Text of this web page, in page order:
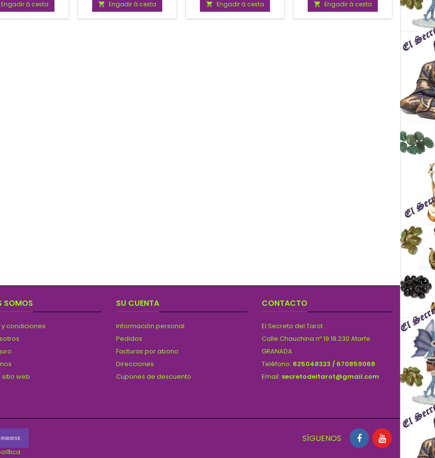
Engadir á cesta  Engadir á cesta  Engadir á cesta  Engadir á cesta 
SOMOS
condiciones
web
SU CUENTA
Información personal
Pedidos
Facturas por abono
Direcciones
Cupones de descuento
CONTACTO
El Secreto del Tarot
Calle Chauchina nº 19 18.230 Atarfe
GRANADA
Teléfono: 625048323 / 670859068
Email: secretodeltarot@gmail.com
SÍGUENOS